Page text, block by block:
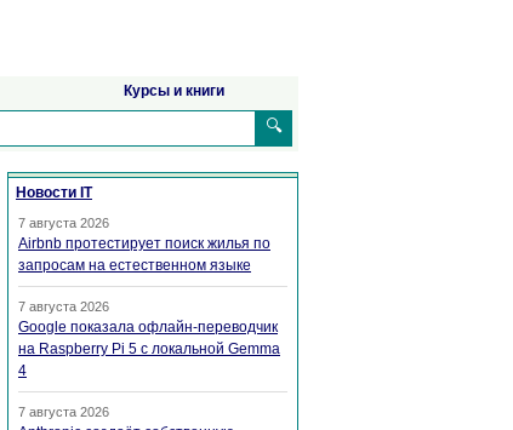
Курсы и книги
🔍
Новости IT
7 августа 2026
Airbnb протестирует поиск жилья по
запросам на естественном языке
7 августа 2026
Google показала офлайн-переводчик
на Raspberry Pi 5 с локальной Gemma
4
7 августа 2026